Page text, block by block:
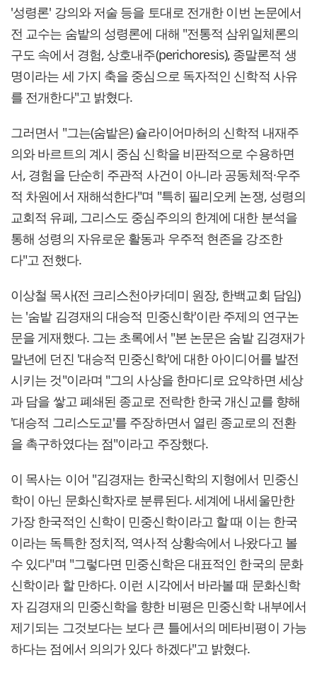
'성령론' 강의와 저술 등을 토대로 전개한 이번 논문에서
전 교수는 숨밭의 성령론에 대해 "전통적 삼위일체론의
구도 속에서 경험, 상호내주(perichoresis), 종말론적 생
명이라는 세 가지 축을 중심으로 독자적인 신학적 사유
를 전개한다"고 밝혔다.
그러면서 "그는(숨밭은) 슐라이어마허의 신학적 내재주
의와 바르트의 계시 중심 신학을 비판적으로 수용하면
서, 경험을 단순히 주관적 사건이 아니라 공동체적·우주
적 차원에서 재해석한다"며 "특히 필리오케 논쟁, 성령의
교회적 유폐, 그리스도 중심주의의 한계에 대한 분석을
통해 성령의 자유로운 활동과 우주적 현존을 강조한
다"고 전했다.
이상철 목사(전 크리스천아카데미 원장, 한백교회 담임)
는 '숨밭 김경재의 대승적 민중신학'이란 주제의 연구논
문을 게재했다. 그는 초록에서 "본 논문은 숨밭 김경재가
말년에 던진 '대승적 민중신학'에 대한 아이디어를 발전
시키는 것"이라며 "그의 사상을 한마디로 요약하면 세상
과 담을 쌓고 폐쇄된 종교로 전락한 한국 개신교를 향해
'대승적 그리스도교'를 주장하면서 열린 종교로의 전환
을 촉구하였다는 점"이라고 주장했다.
이 목사는 이어 "김경재는 한국신학의 지형에서 민중신
학이 아닌 문화신학자로 분류된다. 세계에 내세울만한
가장 한국적인 신학이 민중신학이라고 할 때 이는 한국
이라는 독특한 정치적, 역사적 상황속에서 나왔다고 볼
수 있다"며 "그렇다면 민중신학은 대표적인 한국의 문화
신학이라 할 만하다. 이런 시각에서 바라볼 때 문화신학
자 김경재의 민중신학을 향한 비평은 민중신학 내부에서
제기되는 그것보다는 보다 큰 틀에서의 메타비평이 가능
하다는 점에서 의의가 있다 하겠다"고 밝혔다.